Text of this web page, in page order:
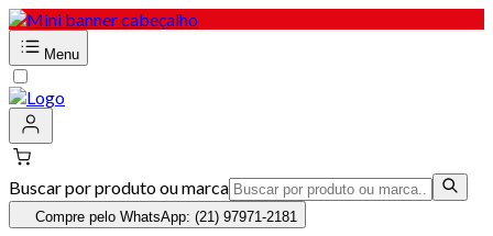
Menu
Buscar por produto ou marca
Compre pelo WhatsApp: (21) 97971-2181